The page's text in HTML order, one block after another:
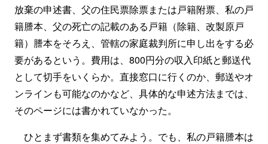
放棄の申述書、父の住民票除票または戸籍附票、私の戸
籍謄本、父の死亡の記載のある戸籍（除籍、改製原戸
籍）謄本をそろえ、管轄の家庭裁判所に申し出をする必
要があるという。費用は、800円分の収入印紙と郵送代
として切手をいくらか。直接窓口に行くのか、郵送やオ
ンラインも可能なのかなど、具体的な申述方法までは、
そのページには書かれていなかった。
ひとまず書類を集めてみよう。でも、私の戸籍謄本は